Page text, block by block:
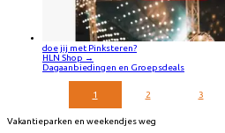
doe jij met Pinksteren?
HLN Shop →
Dagaanbiedingen en Groepsdeals
1 2 3
Vakantieparken en weekendjes weg